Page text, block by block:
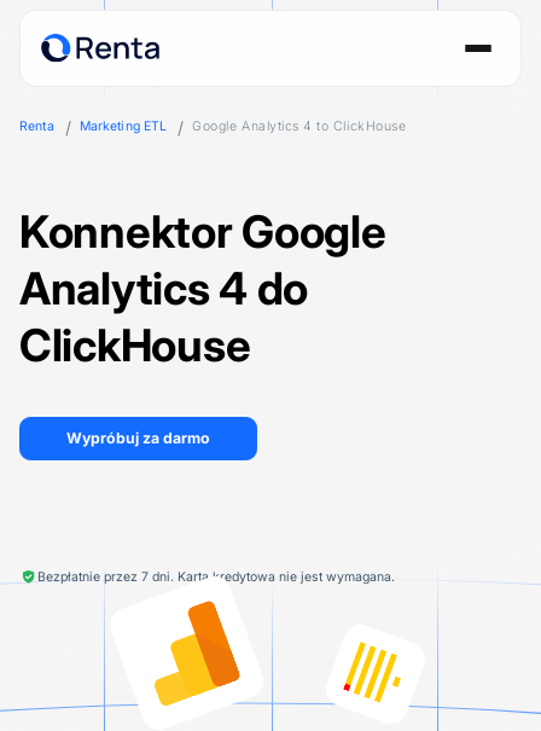
Renta Marketing ETL Google Analytics 4 to ClickHouse
Konnektor Google
Analytics 4 do
ClickHouse
Wypróbuj za darmo
Bezpłatnie przez 7 dni. Karta kredytowa nie jest wymagana.